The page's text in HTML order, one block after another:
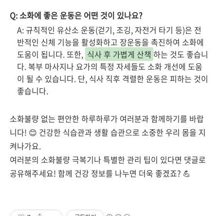
Q: 소화에 좋은 운동은 어떤 것이 있나요?
A: 규칙적인 유산소 운동(걷기, 조깅, 자전거 타기 등)은 전
반적인 신체 기능을 활성화하고 장운동을 촉진하여 소화에
도움이 됩니다. 또한, 식사 후 가볍게 산책 하는 것도 좋습니
다. 복부 마사지나 요가의 특정 자세들도 소화 개선에 도움
이 될 수 있습니다. 단, 식사 직후 격렬한 운동은 피하는 것이
좋습니다.
소화불량 없는 편안한 하루하루가 여러분과 함께하기를 바랍
니다! 😊 건강한 식습관과 생활 습관으로 소중한 우리 몸을 지
켜나가요.
여러분의 소화불량 극복기나 특별한 관리 팁이 있다면 댓글로
공유해주세요! 함께 건강 정보를 나누면 더욱 좋겠죠? 💪